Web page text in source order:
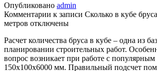
Опубликовано admin
Комментарии к записи Сколько в кубе
метров отключены
Расчет количества бруса в кубе – одна из
планировании строительных работ.
вопрос возникает при работе с популярным
150х100х6000 мм. Правильный подсчет